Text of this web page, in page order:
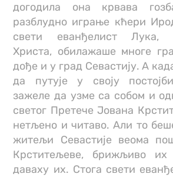
догодила она крвава
разблудно играње кћери
свети еванђелист Лука,
Христа, обилажаше многе
дође и у град Севастију. А
да путује у своју
зажеле да узме са собом и
светог Претече Јована
нетљено и читаво. Али то
житељи Севастије веома
Крститељеве, брижљиво
даваху их. Стога свети